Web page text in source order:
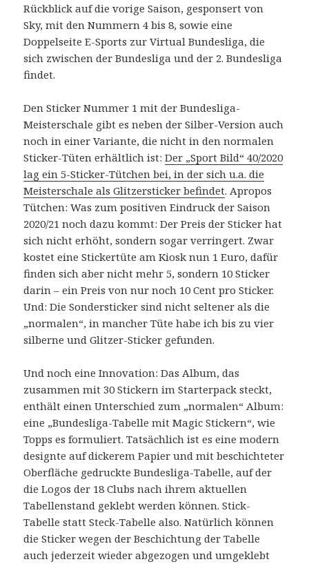
Rückblick auf die vorige Saison, gesponsert von
Sky, mit den Nummern 4 bis 8, sowie eine
Doppelseite E-Sports zur Virtual Bundesliga, die
sich zwischen der Bundesliga und der 2. Bundesliga
findet.
Den Sticker Nummer 1 mit der Bundesliga-
Meisterschale gibt es neben der Silber-Version auch
noch in einer Variante, die nicht in den normalen
Sticker-Tüten erhältlich ist:Der „Sport Bild“ 40/2020
lag ein 5-Sticker-Tütchen bei, in der sich u.a. die
Meisterschale als Glitzersticker befindet. Apropos
Tütchen: Was zum positiven Eindruck der Saison
2020/21 noch dazu kommt: Der Preis der Sticker hat
sich nicht erhöht, sondern sogar verringert. Zwar
kostet eine Stickertüte am Kiosk nun 1 Euro, dafür
finden sich aber nicht mehr 5, sondern 10 Sticker
darin – ein Preis von nur noch 10 Cent pro Sticker.
Und: Die Sondersticker sind nicht seltener als die
„normalen“, in mancher Tüte habe ich bis zu vier
silberne und Glitzer-Sticker gefunden.
Und noch eine Innovation: Das Album, das
zusammen mit 30 Stickern im Starterpack steckt,
enthält einen Unterschied zum „normalen“ Album:
eine „Bundesliga-Tabelle mit Magic Stickern“, wie
Topps es formuliert. Tatsächlich ist es eine modern
designte auf dickerem Papier und mit beschichteter
Oberfläche gedruckte Bundesliga-Tabelle, auf der
die Logos der 18 Clubs nach ihrem aktuellen
Tabellenstand geklebt werden können. Stick-
Tabelle statt Steck-Tabelle also. Natürlich können
die Sticker wegen der Beschichtung der Tabelle
auch jederzeit wieder abgezogen und umgeklebt